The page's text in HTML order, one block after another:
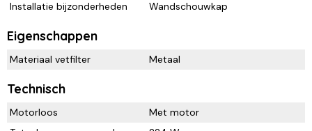
Installatie bijzonderheden
Wandschouwkap
Eigenschappen
Materiaal vetfilter Metaal
Technisch
Motorloos
Met motor